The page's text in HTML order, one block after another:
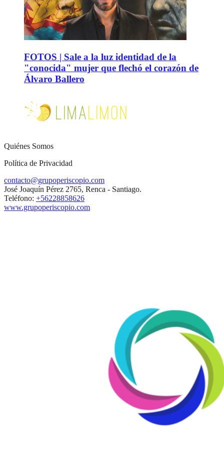
FOTOS | Sale a la luz identidad de la
"conocida" mujer que flechó el corazón de
Álvaro Ballero
Quiénes Somos
Política de Privacidad
contacto@grupoperiscopio.com
José Joaquín Pérez 2765, Renca - Santiago.
Teléfono: +56228858626
www.grupoperiscopio.com